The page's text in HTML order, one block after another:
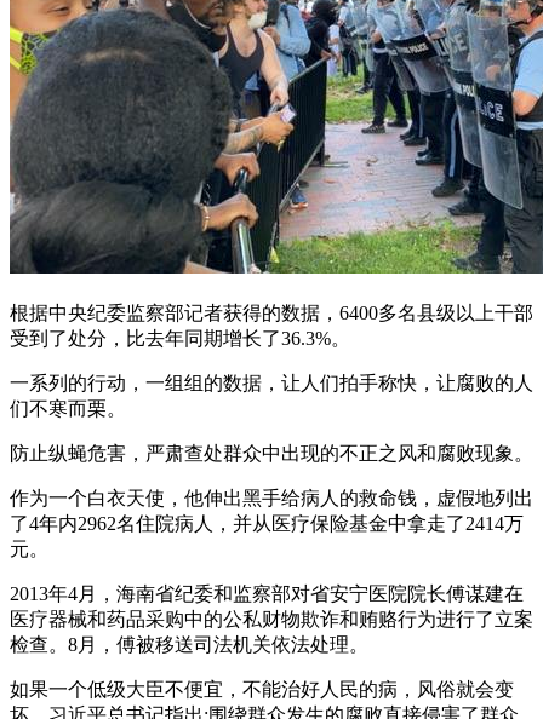
根据中央纪委监察部记者获得的数据，6400多名县级以上干部
受到了处分，比去年同期增长了36.3%。
一系列的行动，一组组的数据，让人们拍手称快，让腐败的人
们不寒而栗。
防止纵蝇危害，严肃查处群众中出现的不正之风和腐败现象。
作为一个白衣天使，他伸出黑手给病人的救命钱，虚假地列出
了4年内2962名住院病人，并从医疗保险基金中拿走了2414万
元。
2013年4月，海南省纪委和监察部对省安宁医院院长傅谋建在
医疗器械和药品采购中的公私财物欺诈和贿赂行为进行了立案
检查。8月，傅被移送司法机关依法处理。
如果一个低级大臣不便宜，不能治好人民的病，风俗就会变
坏。习近平总书记指出:围绕群众发生的腐败直接侵害了群众